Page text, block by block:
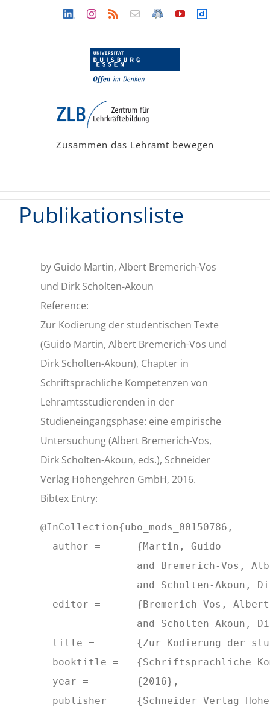
LinkedinInstagram
Rss Newsletter
LehramtsWiki
YouTubeDailymotion
Zusammen das Lehramt bewegen
Publikationsliste
by Guido Martin, Albert Bremerich-Vos
und Dirk Scholten-Akoun
Reference:
Zur Kodierung der studentischen Texte
(Guido Martin, Albert Bremerich-Vos und
Dirk Scholten-Akoun), Chapter in
Schriftsprachliche Kompetenzen von
Lehramtsstudierenden in der
Studieneingangsphase: eine empirische
Untersuchung (Albert Bremerich-Vos,
Dirk Scholten-Akoun, eds.), Schneider
Verlag Hohengehren GmbH, 2016.
Bibtex Entry:
@InCollection{ubo_mods_00150786,
  author = 	{Martin, Guido
  editor = 	{Bremerich-Vos, Albert
  title = 	{Zur Kodierung der studentischen Texte},
  booktitle = 	{Schriftsprachliche Kompetenzen von Lehramtsstudierenden in der Studieneingangsphase: eine empirische Untersuchung},
  year = 	{2016},
  publisher = 	{Schneider Verlag Hohengehren GmbH},